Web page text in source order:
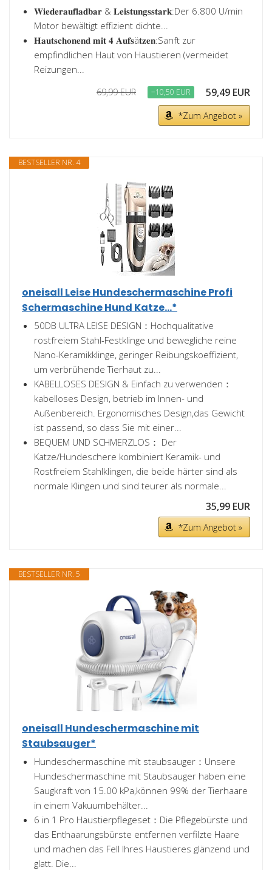
𝐖𝐢𝐞𝐝𝐞𝐫𝐚𝐮𝐟𝐥𝐚𝐝𝐛𝐚𝐫 & 𝐋𝐞𝐢𝐬𝐭𝐮𝐧𝐠𝐬𝐬𝐭𝐚𝐫𝐤:Der 6.800 U/min
Motor bewältigt effizient dichte...
𝐇𝐚𝐮𝐭𝐬𝐜𝐡𝐨𝐧𝐞𝐧𝐝 𝐦𝐢𝐭 𝟒 𝐀𝐮𝐟𝐬ä𝐭𝐳𝐞𝐧:Sanft zur
empfindlichen Haut von Haustieren (vermeidet
Reizungen...
69,99 EUR −10,50 EUR 59,49 EUR
*Zum Angebot »
BESTSELLER NR. 4
oneisall Leise Hundeschermaschine Profi
Schermaschine Hund Katze...*
50DB ULTRA LEISE DESIGN：Hochqualitative
rostfreiem Stahl-Festklinge und bewegliche reine
Nano-Keramikklinge, geringer Reibungskoeffizient,
um verbrühende Tierhaut zu...
KABELLOSES DESIGN & Einfach zu verwenden：
kabelloses Design, betrieb im Innen- und
Außenbereich. Ergonomisches Design,das Gewicht
ist passend, so dass Sie mit einer...
BEQUEM UND SCHMERZLOS： Der
Katze/Hundeschere kombiniert Keramik- und
Rostfreiem Stahlklingen, die beide härter sind als
normale Klingen und sind teurer als normale...
35,99 EUR
*Zum Angebot »
BESTSELLER NR. 5
oneisall Hundeschermaschine mit
Staubsauger*
Hundeschermaschine mit staubsauger：Unsere
Hundeschermaschine mit Staubsauger haben eine
Saugkraft von 15.00 kPa,können 99% der Tierhaare
in einem Vakuumbehälter...
6 in 1 Pro Haustierpflegeset：Die Pflegebürste und
das Enthaarungsbürste entfernen verfilzte Haare
und machen das Fell Ihres Haustieres glänzend und
glatt. Die...